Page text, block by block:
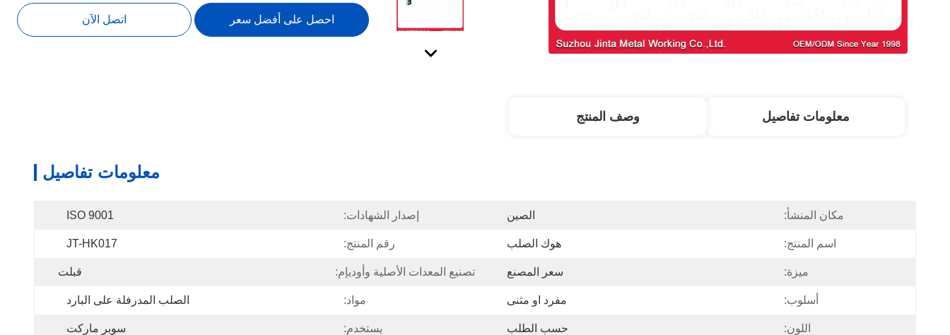
احصل على أفضل سعر اتصل الآن
معلومات تفاصيل وصف المنتج
معلومات تفاصيل
مكان المنشأ: الصين إصدار الشهادات: ISO 9001
اسم المنتج: هوك الصلب رقم المنتج: JT-HK017
ميزة: سعر المصنع تصنيع المعدات الأصلية وأوديإم: قبلت
أسلوب: مفرد او مثنى مواد: الصلب المدرفلة على البارد
اللون: حسب الطلب يستخدم: سوبر ماركت